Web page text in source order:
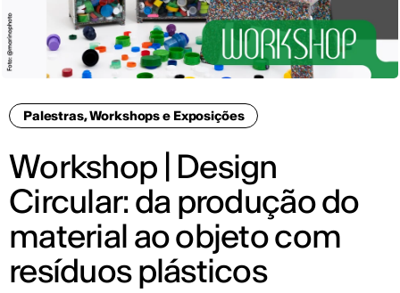
Palestras, Workshops e Exposições
Workshop | Design
Circular: da produção do
material ao objeto com
resíduos plásticos